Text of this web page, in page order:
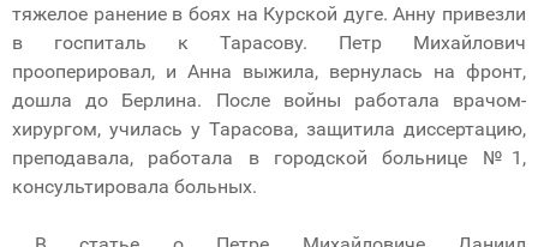
тяжелое ранение в боях на Курской дуге. Анну привезли
в госпиталь к Тарасову. Петр Михайлович
прооперировал, и Анна выжила, вернулась на фронт,
дошла до Берлина. После войны работала врачом-
хирургом, училась у Тарасова, защитила диссертацию,
преподавала, работала в городской больнице №1,
консультировала больных.